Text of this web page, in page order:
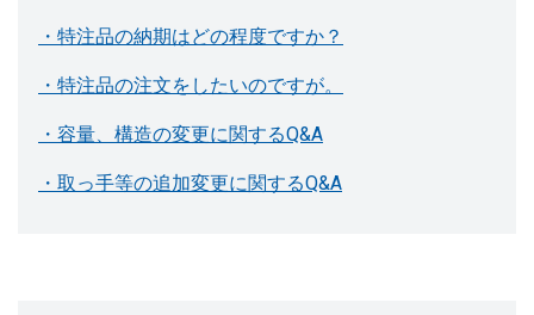
・特注品の納期はどの程度ですか？
・特注品の注文をしたいのですが。
・容量、構造の変更に関するQ&A
・取っ手等の追加変更に関するQ&A